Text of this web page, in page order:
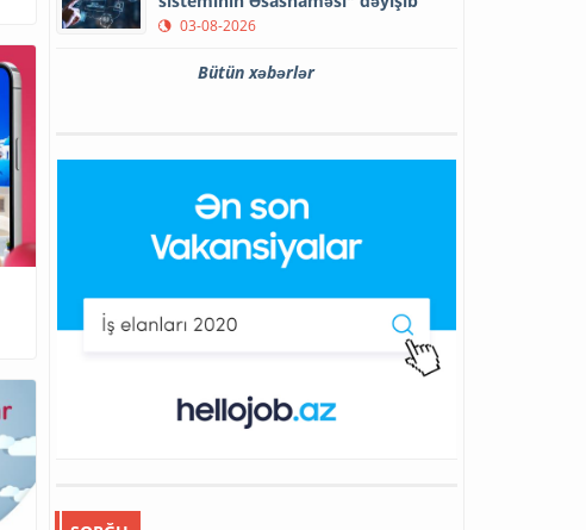
03-08-2026
Bütün xəbərlər